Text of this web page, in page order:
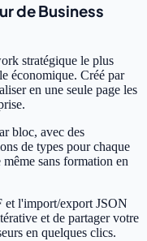
de Business
stratégique le plus
économique. Créé par
en une seule page les
bloc, avec des
de types pour chaque
sans formation en
et l'import/export JSON
et de partager votre
en quelques clics.